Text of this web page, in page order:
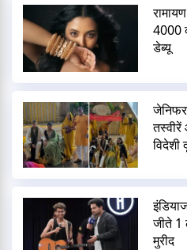
4000
डेब्यू
विदेशी
जीते
मुरीद